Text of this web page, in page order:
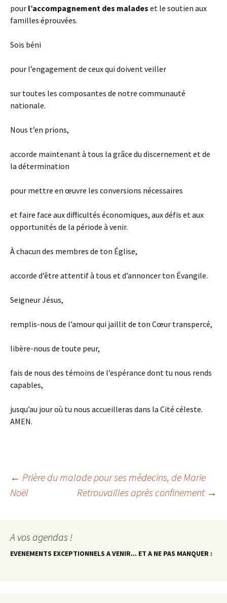
pour l’accompagnement des malades et le soutien aux
familles éprouvées.
Sois béni
pour l’engagement de ceux qui doivent veiller
sur toutes les composantes de notre communauté
nationale.
Nous t’en prions,
accorde maintenant à tous la grâce du discernement et de
la détermination
pour mettre en œuvre les conversions nécessaires
et faire face aux difficultés économiques, aux défis et aux
opportunités de la période à venir.
À chacun des membres de ton Église,
accorde d’être attentif à tous et d’annoncer ton Évangile.
Seigneur Jésus,
remplis-nous de l’amour qui jaillit de ton Cœur transpercé,
libère-nous de toute peur,
fais de nous des témoins de l’espérance dont tu nous rends
capables,
jusqu’au jour où tu nous accueilleras dans la Cité céleste.
AMEN.
Navigation
articles
← Prière du malade pour ses médecins, de Marie
Noël
Retrouvailles après confinement →
A vos agendas !
EVENEMENTS EXCEPTIONNELS A VENIR... ET A NE PAS MANQUER :